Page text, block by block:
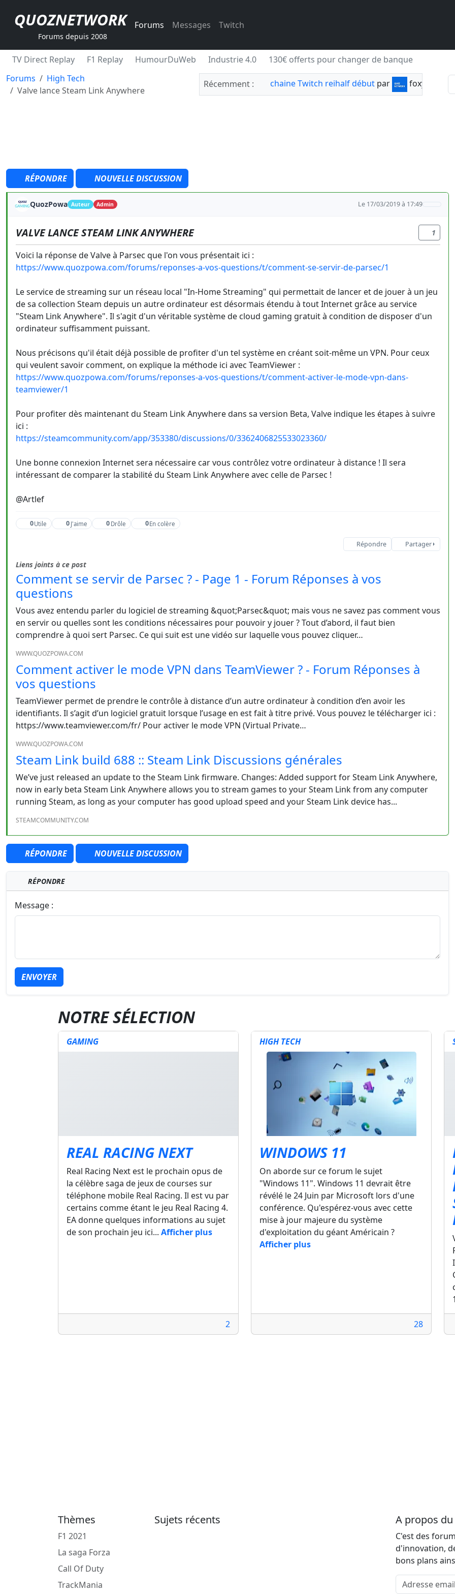
QUOZNETWORK
Forums depuis 2008
Forums Messages Twitch
TV Direct Replay F1 Replay HumourDuWeb Industrie 4.0
130€ offerts pour changer de banque
Forums
High Tech
Valve lance Steam Link Anywhere
Récemment : chaine Twitch reihalf début par foxylabnyy
RÉPONDRE NOUVELLE DISCUSSION
QuozPowa Auteur Admin Le 17/03/2019 à 17:49
VALVE LANCE STEAM LINK ANYWHERE 1
Voici la réponse de Valve à Parsec que l'on vous présentait ici :
https://www.quozpowa.com/forums/reponses-a-vos-questions/t/comment-se-servir-de-parsec/1
Le service de streaming sur un réseau local "In-Home Streaming" qui permettait de lancer et de jouer à un jeu
de sa collection Steam depuis un autre ordinateur est désormais étendu à tout Internet grâce au service
"Steam Link Anywhere". Il s'agit d'un véritable système de cloud gaming gratuit à condition de disposer d'un
ordinateur suffisamment puissant.
Nous précisons qu'il était déjà possible de profiter d'un tel système en créant soit-même un VPN. Pour ceux
qui veulent savoir comment, on explique la méthode ici avec TeamViewer :
https://www.quozpowa.com/forums/reponses-a-vos-questions/t/comment-activer-le-mode-vpn-dans-
teamviewer/1
Pour profiter dès maintenant du Steam Link Anywhere dans sa version Beta, Valve indique les étapes à suivre
ici :
https://steamcommunity.com/app/353380/discussions/0/3362406825533023360/
Une bonne connexion Internet sera nécessaire car vous contrôlez votre ordinateur à distance ! Il sera
intéressant de comparer la stabilité du Steam Link Anywhere avec celle de Parsec !
@Artlef
0Utile 0 J'aime 0 Drôle 0En colère
Répondre Partager
Liens joints à ce post
Comment se servir de Parsec ? - Page 1 - Forum Réponses à vos
questions
Vous avez entendu parler du logiciel de streaming &quot;Parsec&quot; mais vous ne savez pas comment vous
en servir ou quelles sont les conditions nécessaires pour pouvoir y jouer ? Tout d’abord, il faut bien
comprendre à quoi sert Parsec. Ce qui suit est une vidéo sur laquelle vous pouvez cliquer…
WWW.QUOZPOWA.COM
Comment activer le mode VPN dans TeamViewer ? - Forum Réponses à
vos questions
TeamViewer permet de prendre le contrôle à distance d’un autre ordinateur à condition d’en avoir les
identifiants. Il s’agit d’un logiciel gratuit lorsque l’usage en est fait à titre privé. Vous pouvez le télécharger ici :
https://www.teamviewer.com/fr/ Pour activer le mode VPN (Virtual Private…
WWW.QUOZPOWA.COM
Steam Link build 688 :: Steam Link Discussions générales
We’ve just released an update to the Steam Link firmware. Changes: Added support for Steam Link Anywhere,
now in early beta Steam Link Anywhere allows you to stream games to your Steam Link from any computer
running Steam, as long as your computer has good upload speed and your Steam Link device has...
STEAMCOMMUNITY.COM
RÉPONDRE NOUVELLE DISCUSSION
RÉPONDRE
Message :
ENVOYER
NOTRE SÉLECTION
GAMING
REAL RACING NEXT
Real Racing Next est le prochain opus de
la célèbre saga de jeux de courses sur
téléphone mobile Real Racing. Il est vu par
certains comme étant le jeu Real Racing 4.
EA donne quelques informations au sujet
de son prochain jeu ici... Afficher plus
2
HIGH TECH
WINDOWS 11
On aborde sur ce forum le sujet
"Windows 11". Windows 11 devrait être
révélé le 24 Juin par Microsoft lors d'une
conférence. Qu'espérez-vous avec cette
mise à jour majeure du système
d'exploitation du géant Américain ?
Afficher plus
28
Thèmes
F1 2021
La saga Forza
Call Of Duty
TrackMania
Sujets récents A propos
C'est des
d'innovation,
bons plans
Adresse email